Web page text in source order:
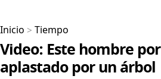
Inicio > Tiempo
Video: Este hombre
aplastado por un árbol